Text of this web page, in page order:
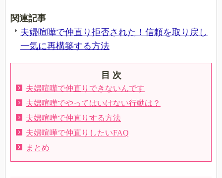
関連記事
夫婦喧嘩で仲直り拒否された！信頼を取り戻し
一気に再構築する方法
目 次
夫婦喧嘩で仲直りできないんです
夫婦喧嘩でやってはいけない行動は？
夫婦喧嘩で仲直りする方法
夫婦喧嘩で仲直りしたいFAQ
まとめ